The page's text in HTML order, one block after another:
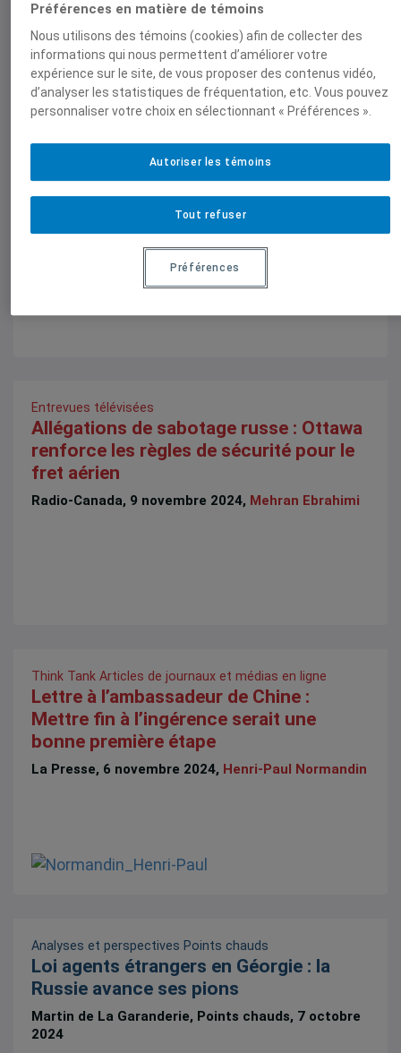
Rapport,Think Tank
zone grise » de l’intervention étrangère
Enquête publique sur l'ingérence étrangère dans
les processus électoraux et les institutions
démocratiques fédéraux, 5 février 2025,
Normandin,Anne Leahy
Entrevues télévisées
Allégations de sabotage russe : Ottawa
renforce les règles de sécurité pour le
fret aérien
Radio-Canada, 9 novembre 2024, Mehran Ebrahimi
Think Tank Articles de journaux et médias en ligne
Lettre à l’ambassadeur de Chine :
Mettre fin à l’ingérence serait une
bonne première étape
La Presse, 6 novembre 2024, Henri-Paul Normandin
Analyses et perspectives Points chauds
Loi agents étrangers en Géorgie : la
Russie avance ses pions
Martin de La Garanderie, Points chauds, 7 octobre
2024
Préférences en matière de témoins
Nous utilisons des témoins (cookies) afin de collecter des
informations qui nous permettent d’améliorer votre
expérience sur le site, de vous proposer des contenus vidéo,
d’analyser les statistiques de fréquentation, etc. Vous pouvez
personnaliser votre choix en sélectionnant « Préférences ».
Tout refuser
Autoriser les témoins
Préférences